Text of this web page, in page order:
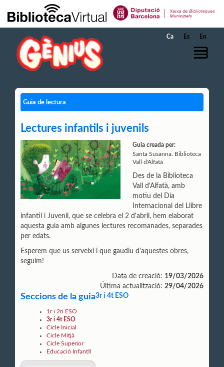
Salta al contingut principal
Ca Es En
Guia de lectura
Lectures infantils i juvenils
Guia creada per:
Santa Susanna. Biblioteca
Vall d'Alfatà
Des de la Biblioteca
Vall d'Alfatà, amb
motiu del Dia
Internacional del Llibre
infantil i Juvenil, que se celebra el 2 d'abril, hem elaborat
aquesta guia amb algunes lectures recomanades, separades
per edats.
Esperem que us serveixi i que gaudiu d'aquestes obres,
seguim!
Data de creació: 19/03/2026
Última actualització: 29/04/2026
Seccions de la guia
1r i 2n ESO
3r i 4t ESO
Cicle Inicial
Cicle Mitjà
Cicle Superior
Educació Infantil
3r i 4t ESO